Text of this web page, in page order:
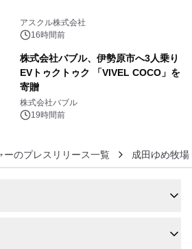
アスクル株式会社
16時間前
株式会社バブル、伊勢原市へ3人乗り
EVトゥクトゥク 「VIVEL COCO」を
寄贈
株式会社バブル
19時間前
ーのプレスリリース一覧 成田ゆめ牧場